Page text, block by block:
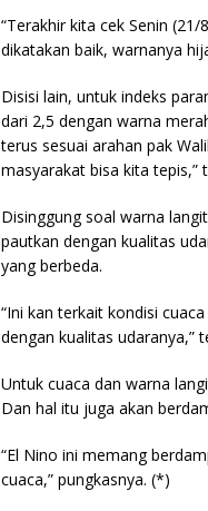
“Terakhir kita cek Senin
dikatakan baik, warnanya
Disisi lain, untuk indeks
dari 2,5 dengan warna
terus sesuai arahan pak
masyarakat bisa kita tepis,”
Disinggung soal warna
pautkan dengan kualitas
yang berbeda.
“Ini kan terkait kondisi
dengan kualitas udaranya,”
Untuk cuaca dan warna
Dan hal itu juga akan
“El Nino ini memang
cuaca,” pungkasnya. (*)